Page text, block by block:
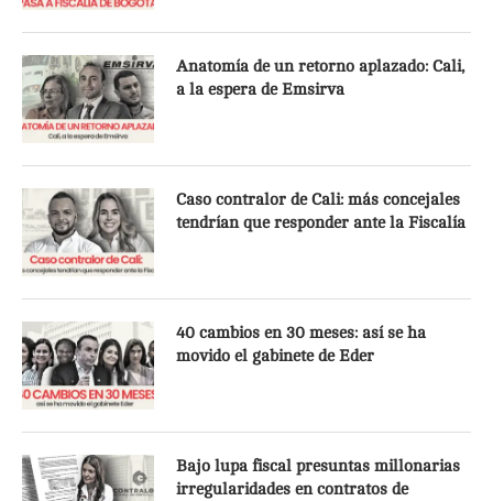
Anatomía de un retorno aplazado: Cali,
a la espera de Emsirva
Caso contralor de Cali: más concejales
tendrían que responder ante la Fiscalía
40 cambios en 30 meses: así se ha
movido el gabinete de Eder
Bajo lupa fiscal presuntas millonarias
irregularidades en contratos de